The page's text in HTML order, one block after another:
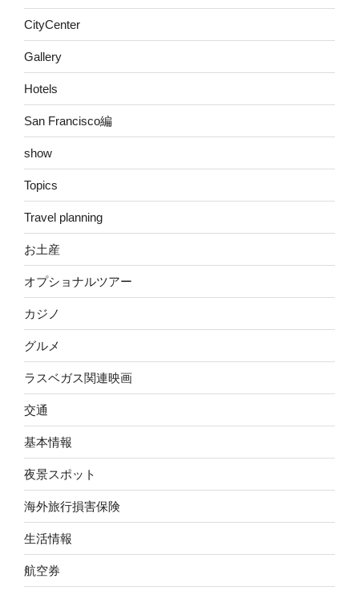
CityCenter
Gallery
Hotels
San Francisco編
show
Topics
Travel planning
お土産
オプショナルツアー
カジノ
グルメ
ラスベガス関連映画
交通
基本情報
夜景スポット
海外旅行損害保険
生活情報
航空券